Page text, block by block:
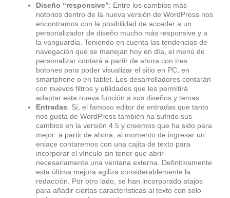
Diseño “responsive”: Entre los cambios más
notorios dentro de la nueva versión de WordPress nos
encontramos con la posibilidad de acceder a un
personalizador de diseño mucho más responsive y a
la vanguardia. Teniendo en cuenta las tendencias de
navegación que se manejan hoy en día, el menú de
personalizar contará a partir de ahora con tres
botones para poder visualizar el sitio en PC, en
smartphone o en tablet. Los desarrolladores contarán
con nuevos filtros y utilidades que les permitirá
adaptar esta nueva función a sus diseños y temas.
Entradas: Sí, el famoso editor de entradas que tanto
nos gusta de WordPress también ha sufrido sus
cambios en la versión 4.5 y creemos que ha sido para
mejor: a partir de ahora, al momento de ingresar un
enlace contaremos con una cajita de texto para
incorporar el vínculo sin tener que abrir
necesariamente una ventana externa. Definitivamente
esta última mejora agiliza considerablemente la
redacción. Por otro lado, se han incorporado atajos
para añadir ciertas características al texto con solo